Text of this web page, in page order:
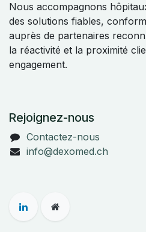
Nous accompagnons
des solutions fiables,
auprès de partenaires
la réactivité et la proximité
engagement.
Rejoignez-nous
Contactez-nous
info@dexomed.ch